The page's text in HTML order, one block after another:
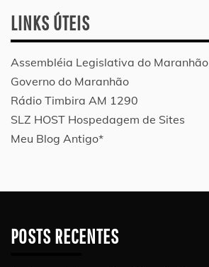
LINKS ÚTEIS
Assembléia Legislativa do Maranhão
Governo do Maranhão
Rádio Timbira AM 1290
SLZ HOST Hospedagem de Sites
Meu Blog Antigo*
POSTS RECENTES